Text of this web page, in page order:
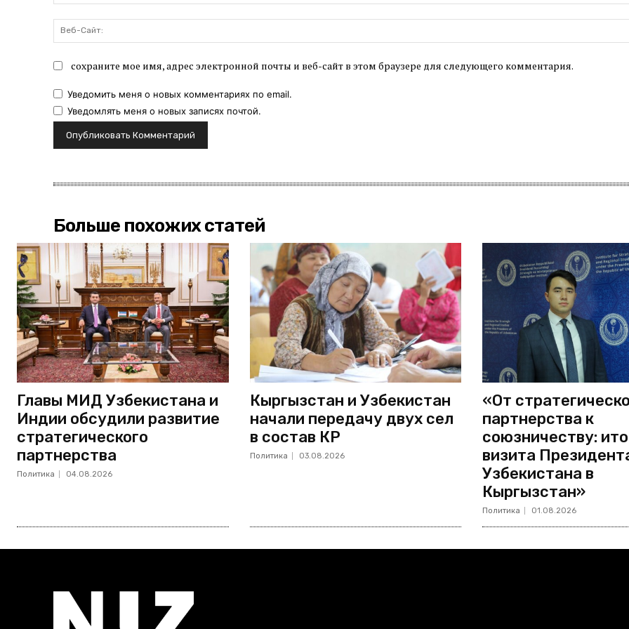
сохраните мое имя, адрес электронной почты и веб-сайт в этом браузере для следующего комментария.
Уведомить меня о новых комментариях по email.
Уведомлять меня о новых записях почтой.
Больше похожих статей
Главы МИД Узбекистана и
Индии обсудили развитие
стратегического
партнерства
Политика 04.08.2026
Кыргызстан и Узбекистан
начали передачу двух сел
в состав КР
Политика 03.08.2026
«От
партнерства к
союзничеству:
визита
Узбекистана в
Кыргызстан»
Политика 01.08.2026